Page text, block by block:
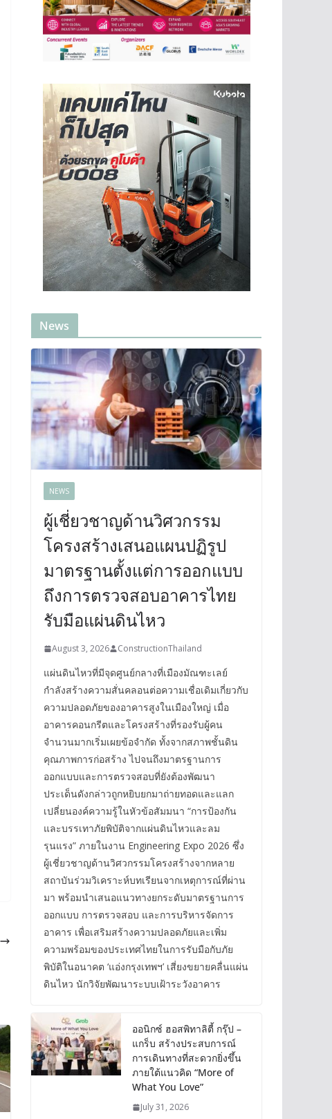
News
NEWS
ผู้เชี่ยวชาญด้านวิศวกรรม
โครงสร้างเสนอแผนปฏิรูป
มาตรฐานตั้งแต่การออกแบบ
ถึงการตรวจสอบอาคารไทย
รับมือแผ่นดินไหว
August 3, 2026 ConstructionThailand
แผ่นดินไหวที่มีจุดศูนย์กลางที่เมืองมัณฑะเลย์
กำลังสร้างความสั่นคลอนต่อความเชื่อเดิมเกี่ยวกับ
ความปลอดภัยของอาคารสูงในเมืองใหญ่ เมื่อ
อาคารคอนกรีตและโครงสร้างที่รองรับผู้คน
จำนวนมากเริ่มเผยข้อจำกัด ทั้งจากสภาพชั้นดิน
คุณภาพการก่อสร้าง ไปจนถึงมาตรฐานการ
ออกแบบและการตรวจสอบที่ยังต้องพัฒนา
ประเด็นดังกล่าวถูกหยิบยกมาถ่ายทอดและแลก
เปลี่ยนองค์ความรู้ในหัวข้อสัมมนา “การป้องกัน
และบรรเทาภัยพิบัติจากแผ่นดินไหวและลม
รุนแรง” ภายในงาน Engineering Expo 2026 ซึ่ง
ผู้เชี่ยวชาญด้านวิศวกรรมโครงสร้างจากหลาย
สถาบันร่วมวิเคราะห์บทเรียนจากเหตุการณ์ที่ผ่าน
มา พร้อมนำเสนอแนวทางยกระดับมาตรฐานการ
ออกแบบ การตรวจสอบ และการบริหารจัดการ
อาคาร เพื่อเสริมสร้างความปลอดภัยและเพิ่ม
ความพร้อมของประเทศไทยในการรับมือกับภัย
พิบัติในอนาคต ‘แอ่งกรุงเทพฯ’ เสี่ยงขยายคลื่นแผ่น
ดินไหว นักวิจัยพัฒนาระบบเฝ้าระวังอาคาร
ออนิกซ์ ฮอสพิทาลิตี้ กรุ๊ป –
แกร็บ สร้างประสบการณ์
การเดินทางที่สะดวกยิ่งขึ้น
ภายใต้แนวคิด “More of
What You Love”
July 31, 2026